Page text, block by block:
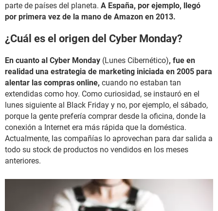
parte de países del planeta. A España, por ejemplo, llegó
por primera vez de la mano de Amazon en 2013.
¿Cuál es el origen del Cyber Monday?
En cuanto al Cyber Monday (Lunes Cibernético), fue en
realidad una estrategia de marketing iniciada en 2005 para
alentar las compras online, cuando no estaban tan
extendidas como hoy. Como curiosidad, se instauró en el
lunes siguiente al Black Friday y no, por ejemplo, el sábado,
porque la gente prefería comprar desde la oficina, donde la
conexión a Internet era más rápida que la doméstica.
Actualmente, las compañías lo aprovechan para dar salida a
todo su stock de productos no vendidos en los meses
anteriores.